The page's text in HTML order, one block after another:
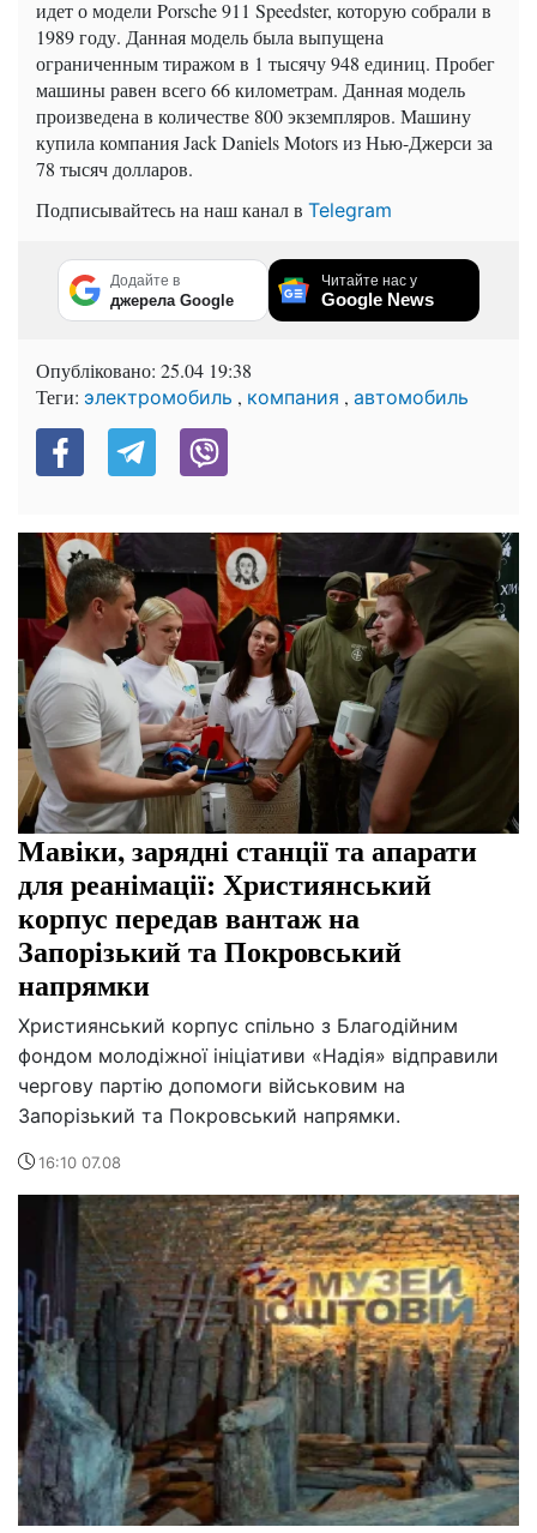
идет о модели Porsche 911 Speedster, которую собрали в
1989 году. Данная модель была выпущена
ограниченным тиражом в 1 тысячу 948 единиц. Пробег
машины равен всего 66 километрам. Данная модель
произведена в количестве 800 экземпляров. Машину
купила компания Jack Daniels Motors из Нью-Джерси за
78 тысяч долларов.
Подписывайтесь на наш канал в Telegram
Додайте в
джерела Google
Читайте нас у
Google News
Опубліковано: 25.04 19:38
Теги: электромобиль , компания , автомобиль
Мавіки, зарядні станції та апарати
для реанімації: Християнський
корпус передав вантаж на
Запорізький та Покровський
напрямки
Християнський корпус спільно з Благодійним
фондом молодіжної ініціативи «Надія» відправили
чергову партію допомоги військовим на
Запорізький та Покровський напрямки.
16:10 07.08